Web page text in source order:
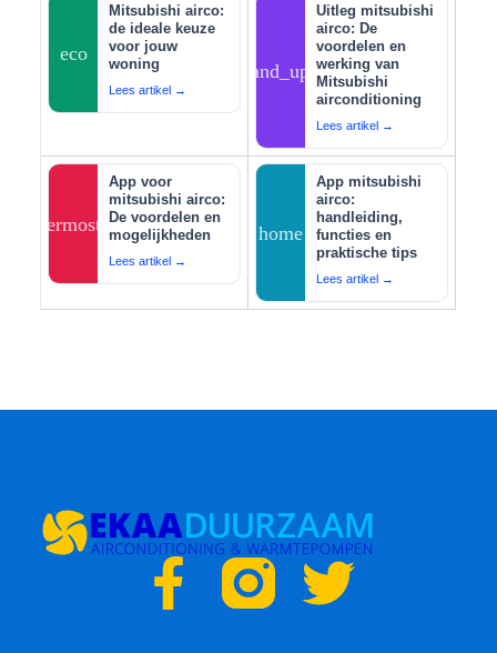
eco
Mitsubishi airco:
de ideale keuze
voor jouw
woning
Lees artikel →
tips_and_updates
Uitleg mitsubishi
airco: De
voordelen en
werking van
Mitsubishi
airconditioning
Lees artikel →
thermostat
App voor
mitsubishi airco:
De voordelen en
mogelijkheden
Lees artikel →
home
App mitsubishi
airco:
handleiding,
functies en
praktische tips
Lees artikel →
F
T